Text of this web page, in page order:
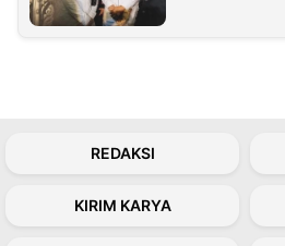
REDAKSI
KIRIM KARYA